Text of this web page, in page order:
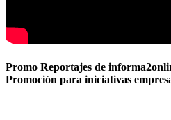
Promo Reportajes de
Promoción para iniciativas